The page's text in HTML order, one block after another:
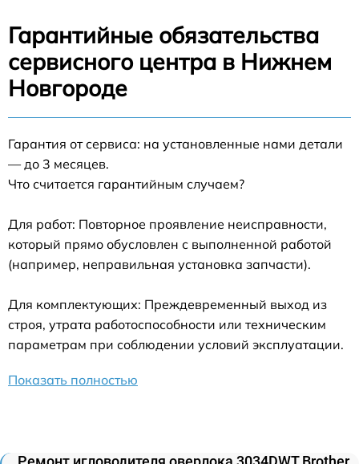
Гарантийные обязательства
сервисного центра в Нижнем
Новгороде
Гарантия от сервиса: на установленные нами детали
— до 3 месяцев.
Что считается гарантийным случаем?
Для работ: Повторное проявление неисправности,
который прямо обусловлен с выполненной работой
(например, неправильная установка запчасти).
Для комплектующих: Преждевременный выход из
строя, утрата работоспособности или техническим
параметрам при соблюдении условий эксплуатации.
Показать полностью